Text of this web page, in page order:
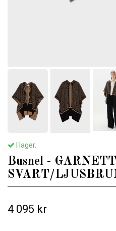
I lager.
Busnel -
SVART/
4 095 kr